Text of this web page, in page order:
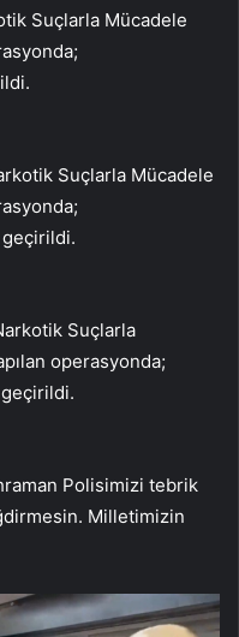
Suçlarla Mücadele
Suçlarla Mücadele
Suçlarla
operasyonda;
Polisimizi tebrik
Milletimizin